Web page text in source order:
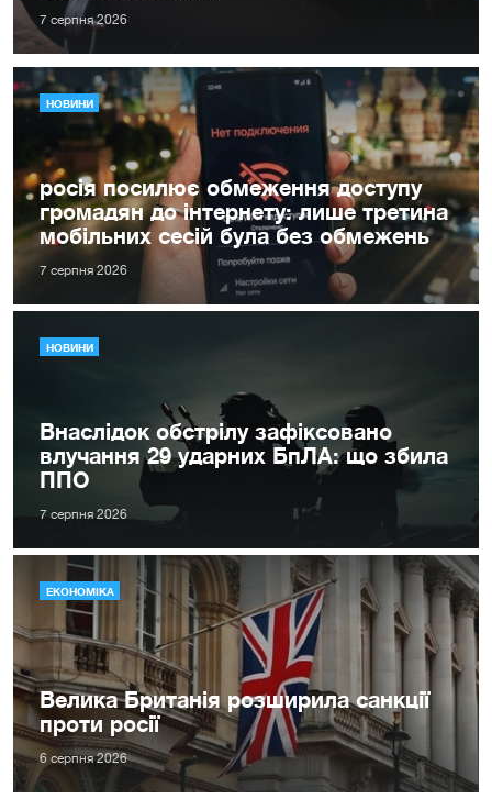
7 серпня 2026
НОВИНИ
росія посилює обмеження доступу
громадян до інтернету: лише третина
мобільних сесій була без обмежень
7 серпня 2026
НОВИНИ
Внаслідок обстрілу зафіксовано
влучання 29 ударних БпЛА: що збила
ППО
7 серпня 2026
ЕКОНОМІКА
Велика Британія розширила санкції
проти росії
6 серпня 2026